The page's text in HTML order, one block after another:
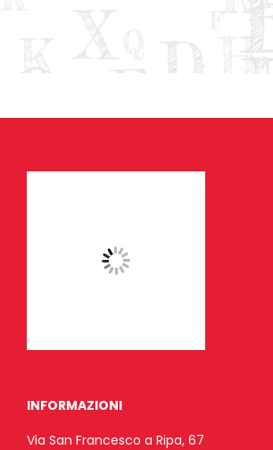
INFORMAZIONI
Via San Francesco a Ripa, 67